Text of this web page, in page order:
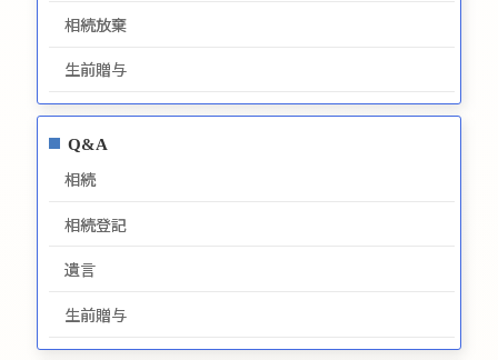
相続放棄
生前贈与
Q&A
相続
相続登記
遺言
生前贈与